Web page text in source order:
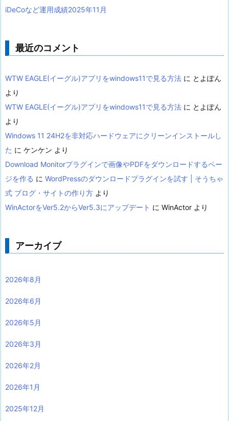
iDeCoなど運用成績2025年11月
最近のコメント
WTW EAGLE(イーグル)アプリをwindows11で見る方法 に とよぽん
より
WTW EAGLE(イーグル)アプリをwindows11で見る方法 に とよぽん
より
Windows 11 24H2を非対応ハードウェアにクリーンインストールし
た に ケンケン より
Download Monitorプラグインで画像やPDFをダウンロードするペー
ジを作る に WordPressのダウンロードプラグインを試す | そうちゃ
式 ブログ・サイトの作り方 より
WinActorをVer5.2からVer5.3にアップデート に WinActor より
アーカイブ
2026年8月
2026年6月
2026年5月
2026年3月
2026年2月
2026年1月
2025年12月